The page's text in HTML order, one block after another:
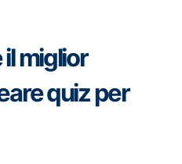
miglior
quiz per